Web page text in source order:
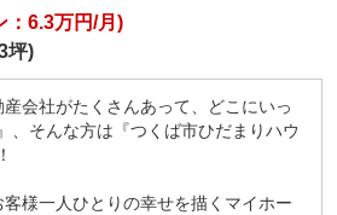
：6.3万円/月)
坪)
会社がたくさんあって、どこにいっ
、そんな方は『つくば市ひだまりハウ
様一人ひとりの幸せを描くマイホー